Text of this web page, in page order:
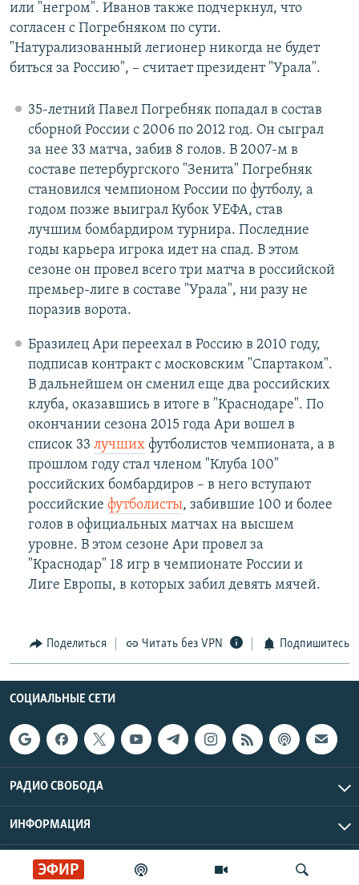
ЭФИР
или "негром". Иванов также подчеркнул, что
согласен с Погребняком по сути.
"Натурализованный легионер никогда не будет
биться за Россию", – считает президент "Урала".
35-летний Павел Погребняк попадал в состав
сборной России с 2006 по 2012 год. Он сыграл
за нее 33 матча, забив 8 голов. В 2007-м в
составе петербургского "Зенита" Погребняк
становился чемпионом России по футболу, а
годом позже выиграл Кубок УЕФА, став
лучшим бомбардиром турнира. Последние
годы карьера игрока идет на спад. В этом
сезоне он провел всего три матча в российской
премьер-лиге в составе "Урала", ни разу не
поразив ворота.
Бразилец Ари переехал в Россию в 2010 году,
подписав контракт с московским "Спартаком".
В дальнейшем он сменил еще два российских
клуба, оказавшись в итоге в "Краснодаре". По
окончании сезона 2015 года Ари вошел в
список 33 лучшихфутболистов чемпионата, а в
прошлом году стал членом "Клуба 100"
российских бомбардиров – в него вступают
российские футболисты, забившие 100 и более
голов в официальных матчах на высшем
уровне. В этом сезоне Ари провел за
"Краснодар" 18 игр в чемпионате России и
Лиге Европы, в которых забил девять мячей.
Поделиться Читать без VPN Подпишитесь
СОЦИАЛЬНЫЕ СЕТИ
РАДИО СВОБОДА
ИНФОРМАЦИЯ
Радио Свобода © 2026 RFE/RL, Inc. | Все права защищены.